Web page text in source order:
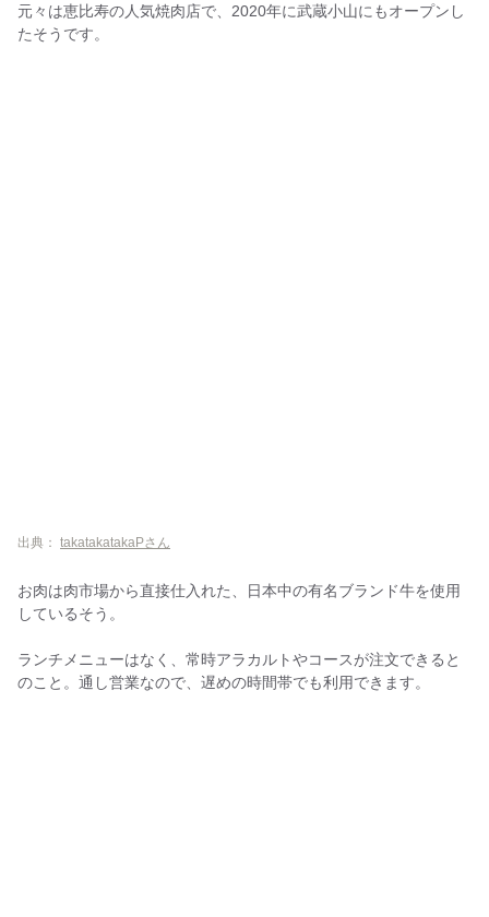
元々は恵比寿の人気焼肉店で、2020年に武蔵小山にもオープンし
たそうです。
出典： takatakatakaPさん
お肉は肉市場から直接仕入れた、日本中の有名ブランド牛を使用
しているそう。
ランチメニューはなく、常時アラカルトやコースが注文できると
のこと。通し営業なので、遅めの時間帯でも利用できます。